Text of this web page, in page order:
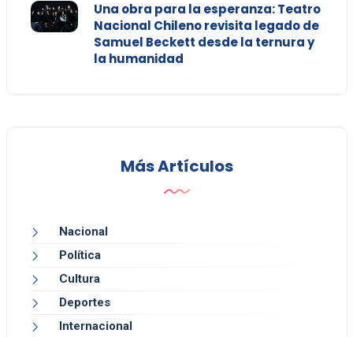
Una obra para la esperanza: Teatro
Nacional Chileno revisita legado de
Samuel Beckett desde la ternura y
la humanidad
Más Artículos
Nacional
Política
Cultura
Deportes
Internacional